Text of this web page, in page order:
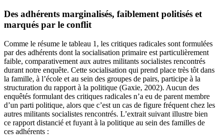
Des adhérents marginalisés, faiblement politisés et
marqués par le conflit
Comme le résume le tableau 1, les critiques radicales sont formulées
par des adhérents dont la socialisation primaire est particulièrement
faible, comparativement aux autres militants socialistes rencontrés
durant notre enquête. Cette socialisation qui prend place très tôt dans
la famille, à l’école et au sein des groupes de pairs, participe à la
structuration du rapport à la politique (Gaxie, 2002). Aucun des
enquêtés formulant des critiques radicales n’a eu de parent membre
d’un parti politique, alors que c’est un cas de figure fréquent chez les
autres militants socialistes rencontrés. L’extrait suivant illustre bien
ce rapport distancié et fuyant à la politique au sein des familles de
ces adhérents :